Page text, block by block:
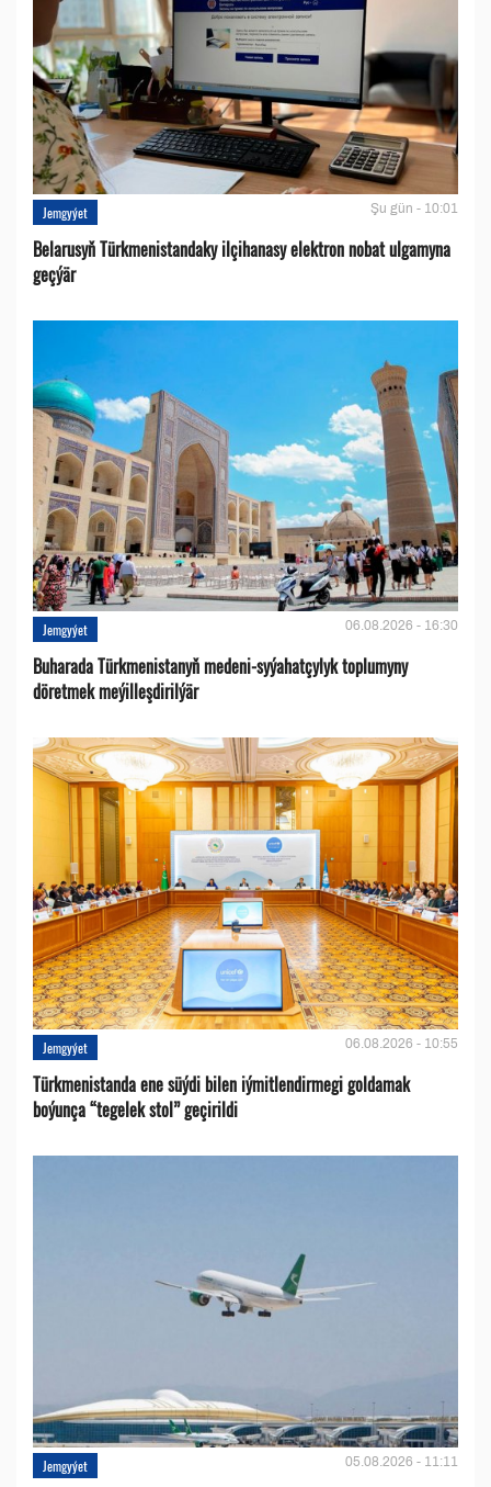
Jemgyýet Şu gün - 10:01
Belarusyň Türkmenistandaky ilçihanasy elektron nobat ulgamyna
geçýär
Jemgyýet 06.08.2026 - 16:30
Buharada Türkmenistanyň medeni-syýahatçylyk toplumyny
döretmek meýilleşdirilýär
Jemgyýet 06.08.2026 - 10:55
Türkmenistanda ene süýdi bilen iýmitlendirmegi goldamak
boýunça “tegelek stol” geçirildi
Jemgyýet 05.08.2026 - 11:11